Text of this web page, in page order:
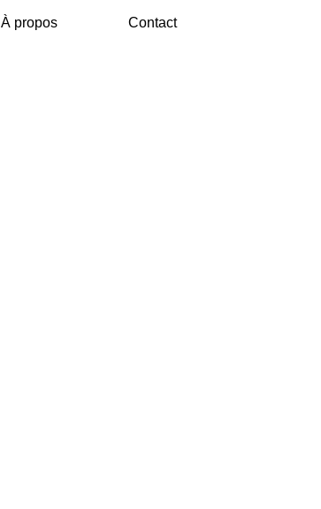
À propos Contact